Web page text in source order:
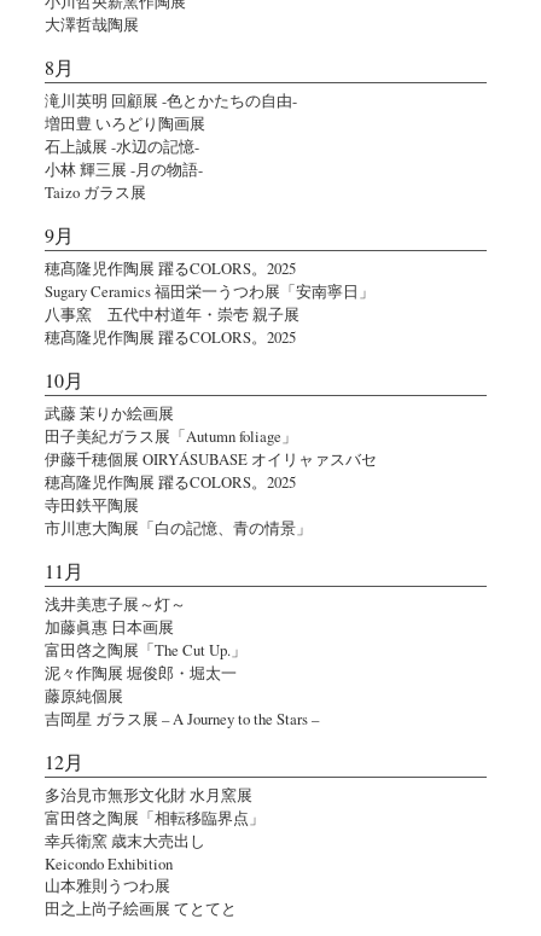
大澤哲哉陶展
8月
滝川英明 回顧展 -色とかたちの自由-
増田豊 いろどり陶画展
石上誠展 -水辺の記憶-
小林 輝三展 -月の物語-
Taizo ガラス展
9月
穂髙隆児作陶展 躍るCOLORS。2025
Sugary Ceramics 福田栄一うつわ展「安南寧日」
八事窯 五代中村道年・崇壱 親子展
穂髙隆児作陶展 躍るCOLORS。2025
10月
武藤 茉りか絵画展
田子美紀ガラス展「Autumn foliage」
伊藤千穂個展 OIRYÁSUBASE オイリャァスバセ
穂髙隆児作陶展 躍るCOLORS。2025
寺田鉄平陶展
市川恵大陶展「白の記憶、青の情景」
11月
浅井美恵子展～灯～
加藤眞惠 日本画展
富田啓之陶展「The Cut Up.」
泥々作陶展 堀俊郎・堀太一
藤原純個展
吉岡星 ガラス展 – A Journey to the Stars –
12月
多治見市無形文化財 水月窯展
富田啓之陶展「相転移臨界点」
幸兵衛窯 歳末大売出し
Keicondo Exhibition
山本雅則うつわ展
田之上尚子絵画展 てとてと